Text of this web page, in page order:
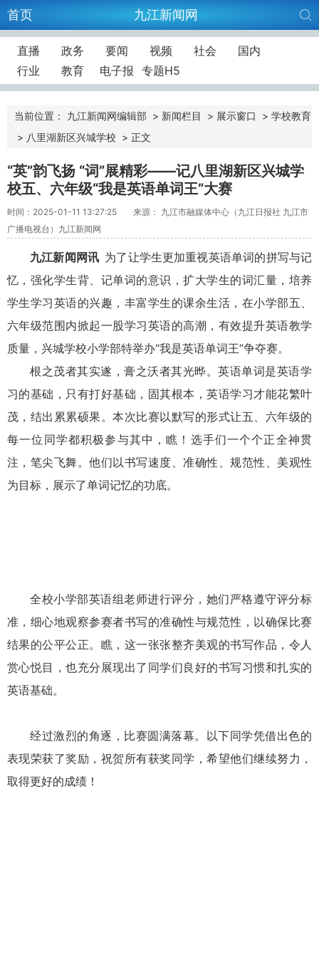
首页 九江新闻网
直播 政务 要闻 视频 社会
国内
行业
教育 电子报 专题H5
当前位置： 九江新闻网编辑部 > 新闻栏目 > 展示窗口 > 学校教育
> 八里湖新区兴城学校 > 正文
“英”韵飞扬 “词”展精彩——记八里湖新区兴城学
校五、六年级“我是英语单词王”大赛
时间：2025-01-11 13:27:25
来源： 九江市融媒体中心（九江日报社 九江市
广播电视台）九江新闻网
九江新闻网讯 为了让学生更加重视英语单词的拼写与记
忆，强化学生背、记单词的意识，扩大学生的词汇量，培养
学生学习英语的兴趣，丰富学生的课余生活，在小学部五、
六年级范围内掀起一股学习英语的高潮，有效提升英语教学
质量，兴城学校小学部特举办“我是英语单词王”争夺赛。
根之茂者其实遂，膏之沃者其光晔。英语单词是英语学
习的基础，只有打好基础，固其根本，英语学习才能花繁叶
茂，结出累累硕果。本次比赛以默写的形式让五、六年级的
每一位同学都积极参与其中，瞧！选手们一个个正全神贯
注，笔尖飞舞。他们以书写速度、准确性、规范性、美观性
为目标，展示了单词记忆的功底。
全校小学部英语组老师进行评分，她们严格遵守评分标
准，细心地观察参赛者书写的准确性与规范性，以确保比赛
结果的公平公正。瞧，这一张张整齐美观的书写作品，令人
赏心悦目，也充分展现出了同学们良好的书写习惯和扎实的
英语基础。
经过激烈的角逐，比赛圆满落幕。以下同学凭借出色的
表现荣获了奖励，祝贺所有获奖同学，希望他们继续努力，
取得更好的成绩！